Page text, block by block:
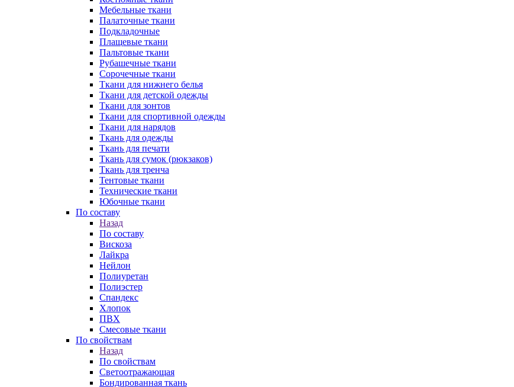
Мебельные ткани
Палаточные ткани
Подкладочные
Плащевые ткани
Пальтовые ткани
Рубашечные ткани
Сорочечные ткани
Ткани для нижнего белья
Ткани для детской одежды
Ткани для зонтов
Ткани для спортивной одежды
Ткани для нарядов
Ткань для одежды
Ткань для печати
Ткань для сумок (рюкзаков)
Ткань для тренча
Тентовые ткани
Технические ткани
Юбочные ткани
По составу
Назад
По составу
Вискоза
Лайкра
Нейлон
Полиуретан
Полиэстер
Спандекс
Хлопок
ПВХ
Смесовые ткани
По свойствам
Назад
По свойствам
Светоотражающая
Бондированная ткань